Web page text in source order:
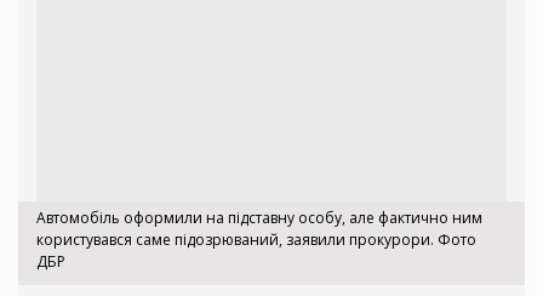
Автомобіль оформили на підставну особу, але фактично ним
користувався саме підозрюваний, заявили прокурори. Фото
ДБР